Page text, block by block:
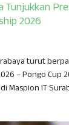
Tunjukkan
2026
turut
– Pongo Cup
Maspion IT